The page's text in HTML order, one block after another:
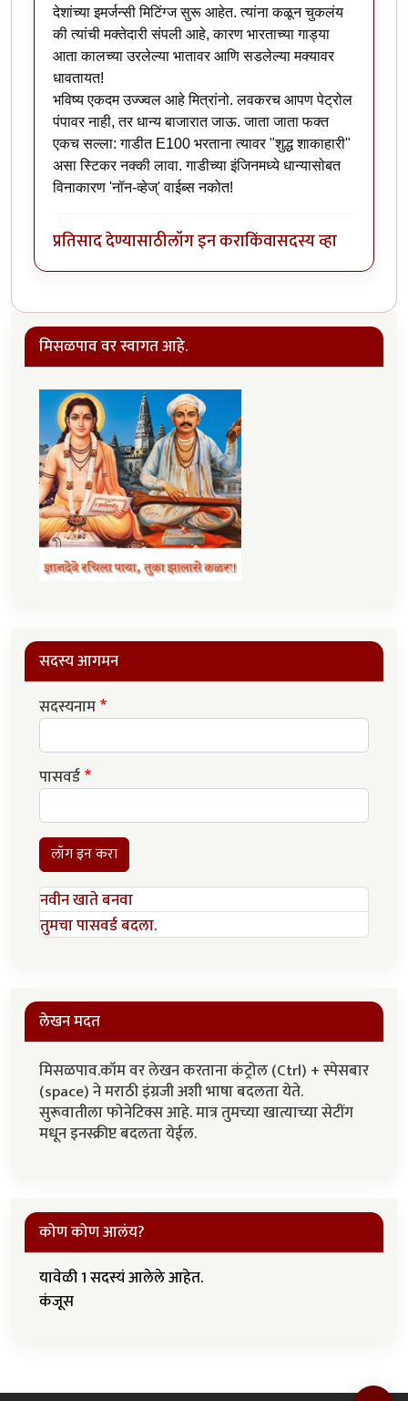
देशांच्या इमर्जन्सी मिटिंग्ज सुरू आहेत. त्यांना कळून चुकलंय
की त्यांची मक्तेदारी संपली आहे, कारण भारताच्या गाड्या
आता कालच्या उरलेल्या भातावर आणि सडलेल्या मक्यावर
धावतायत!
भविष्य एकदम उज्ज्वल आहे मित्रांनो. लवकरच आपण पेट्रोल
पंपावर नाही, तर धान्य बाजारात जाऊ. जाता जाता फक्त
एकच सल्ला: गाडीत E100 भरताना त्यावर "शुद्ध शाकाहारी"
असा स्टिकर नक्की लावा. गाडीच्या इंजिनमध्ये धान्यासोबत
विनाकारण 'नॉन-व्हेज्' वाईब्स नकोत!
प्रतिसाद देण्यासाठीलॉग इन कराकिंवासदस्य व्हा
मिसळपाव वर स्वागत आहे.
सदस्य आगमन
सदस्यनाम
पासवर्ड
लॉग इन करा
नवीन खाते बनवा
तुमचा पासवर्ड बदला.
लेखन मदत
मिसळपाव.कॉम वर लेखन करताना कंट्रोल (Ctrl) + स्पेसबार
(space) ने मराठी इंग्रजी अशी भाषा बदलता येते.
सुरूवातीला फोनेटिक्स आहे. मात्र तुमच्या खात्याच्या सेटींग
मधून इनस्क्रीप्ट बदलता येईल.
कोण कोण आलंय?
यावेळी 1 सदस्यं आलेले आहेत.
कंजूस